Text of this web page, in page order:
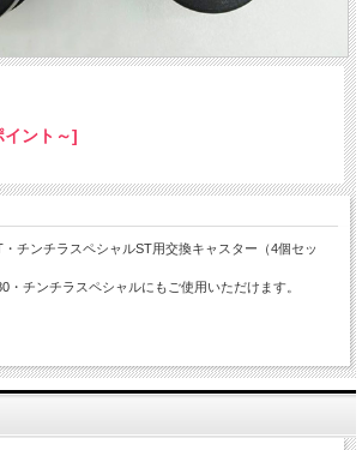
ント～]
チンチラスペシャルST用交換キャスター（4個セッ
チンチラスペシャルにもご使用いただけます。